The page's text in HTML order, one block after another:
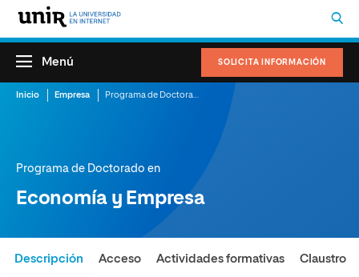
SOLICITA INFORMACIÓN
Menú
Inicio Empresa
Programa de Doctorado en
Economía y Empresa
Descripción Acceso Actividades formativas Claustro